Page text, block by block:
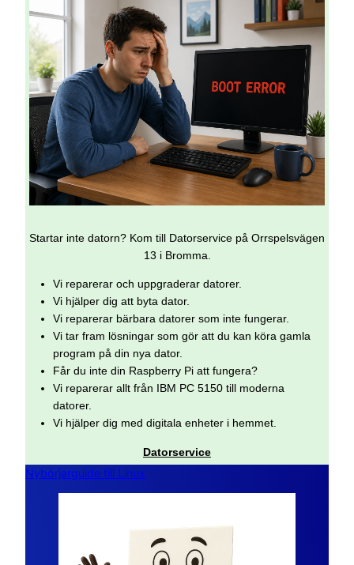
Startar inte datorn? Kom till Datorservice på Orrspelsvägen
13 i Bromma.
Vi reparerar och uppgraderar datorer.
Vi hjälper dig att byta dator.
Vi reparerar bärbara datorer som inte fungerar.
Vi tar fram lösningar som gör att du kan köra gamla
program på din nya dator.
Får du inte din Raspberry Pi att fungera?
Vi reparerar allt från IBM PC 5150 till moderna
datorer.
Vi hjälper dig med digitala enheter i hemmet.
Datorservice
Nybörjarguide till Linux